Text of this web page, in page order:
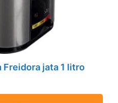
Freidora jata 1 litro